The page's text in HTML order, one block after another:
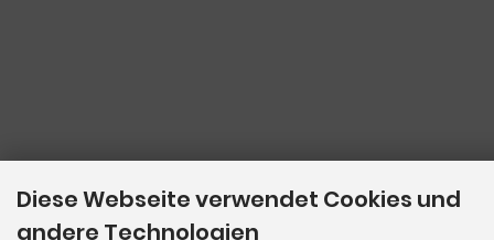
Diese Webseite verwendet Cookies und
andere Technologien